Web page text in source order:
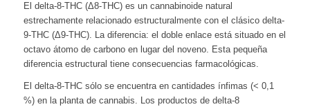
El delta-8-THC (Δ8-THC) es un cannabinoide natural
estrechamente relacionado estructuralmente con el clásico delta-
9-THC (Δ9-THC). La diferencia: el doble enlace está situado en el
octavo átomo de carbono en lugar del noveno. Esta pequeña
diferencia estructural tiene consecuencias farmacológicas.
El delta-8-THC sólo se encuentra en cantidades ínfimas (< 0,1
%) en la planta de cannabis. Los productos de delta-8